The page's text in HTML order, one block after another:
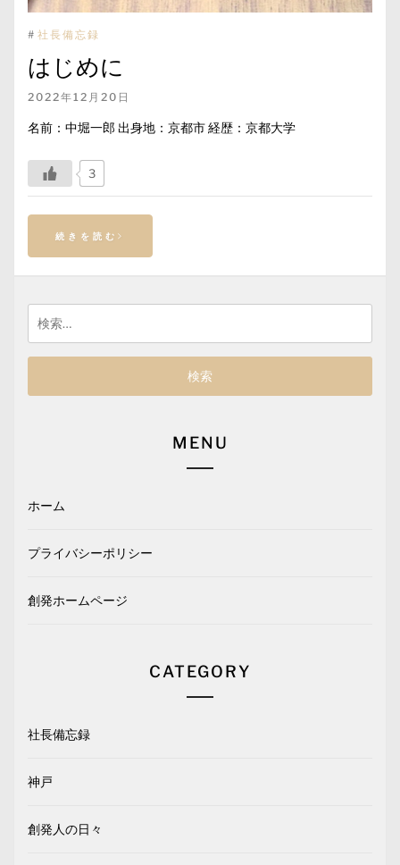
# 社長備忘録
はじめに
2022年12月20日
名前：中堀一郎 出身地：京都市 経歴：京都大学
3
続きを読む
索:
MENU
ホーム
プライバシーポリシー
創発ホームページ
CATEGORY
社長備忘録
神戸
創発人の日々